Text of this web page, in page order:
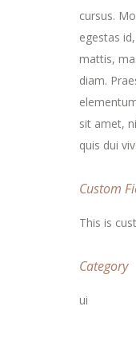
cursus.
egestas
mattis,
diam.
sit amet,
quis dui
Custom
This is
Category
ui